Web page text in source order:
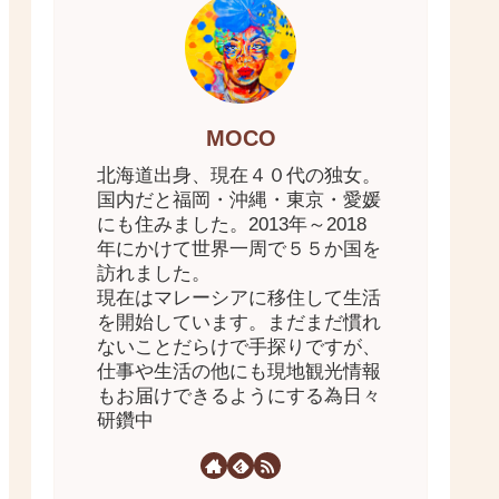
MOCO
北海道出身、現在４０代の独女。
国内だと福岡・沖縄・東京・愛媛
にも住みました。2013年～2018
年にかけて世界一周で５５か国を
訪れました。
現在はマレーシアに移住して生活
を開始しています。まだまだ慣れ
ないことだらけで手探りですが、
仕事や生活の他にも現地観光情報
もお届けできるようにする為日々
研鑽中